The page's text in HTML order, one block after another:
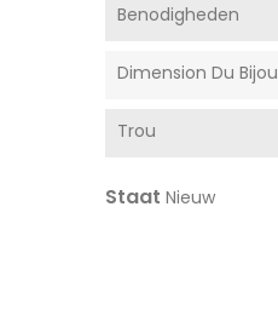
Benodigheden
Dimension Du Bijou
Trou
Staat Nieuw